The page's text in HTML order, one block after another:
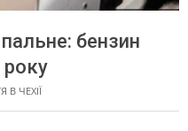
бензин
В ЧЕXІЇ